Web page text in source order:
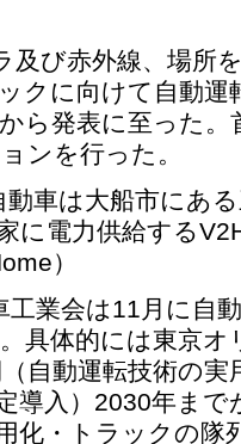
及び赤外線、場所
クに向けて自動運
ら発表に至った。
ンを行った。
動車は大船市にあ
に電力供給する
）
工業会は11月に自
具体的には東京
自動運転技術の実
導入）2030年まで
化・トラックの隊